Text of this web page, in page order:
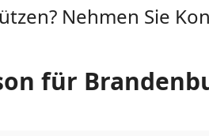
Nehmen Sie
für